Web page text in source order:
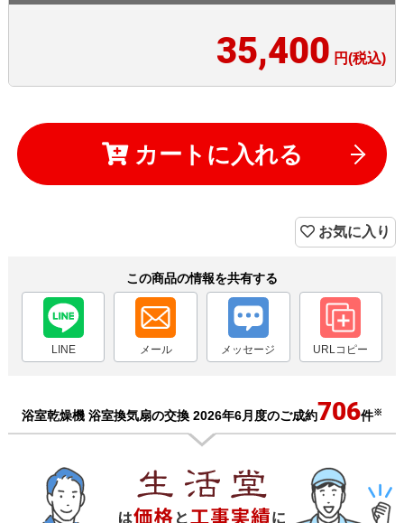
35,400 円(税込)
カートに入れる
お気に入り
この商品の情報を共有する
LINE メール メッセージ URLコピー
浴室乾燥機 浴室換気扇の交換 2026年6月度のご成約706件※